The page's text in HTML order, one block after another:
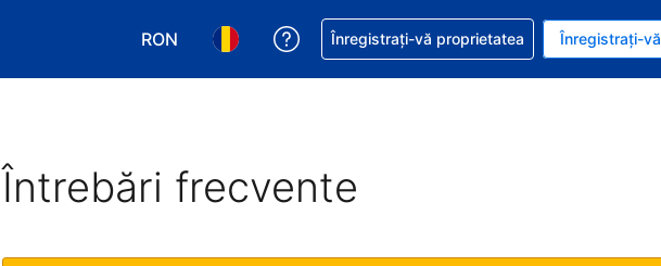
RON
Alegeţi moneda. Moneda actuală este Leu nou românesc
Alegeți limba. Limba actuală este Română
Primiți asistență cu privire la rezervarea dvs.
Înregistrați-vă proprietatea Înregistrați-vă
Întrebări frecvente